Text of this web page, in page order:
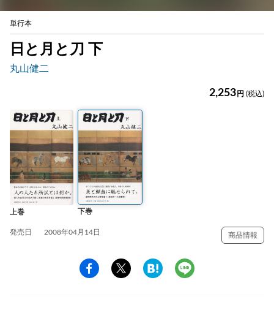
単行本
日と月と刀 下
丸山健二
2,253 円 (税込)
上巻 下巻
発売日 2008年04月14日 商品情報